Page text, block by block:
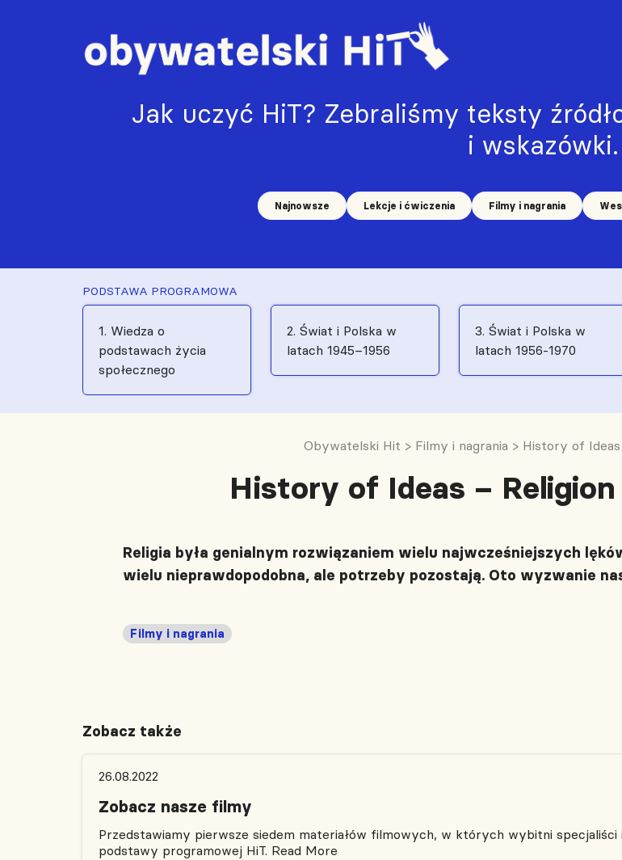
Jak uczyć HiT? Zebraliśmy teksty
i wskazówki.
Najnowsze Lekcje i ćwiczenia Filmy i nagrania
PODSTAWA PROGRAMOWA
1. Wiedza o
podstawach życia
społecznego
2. Świat i Polska w
latach 1945–1956
3. Świat i Polska w
latach 1956-1970
Obywatelski Hit > Filmy i nagrania > History of
History of Ideas –
Religia była genialnym rozwiązaniem wielu najwcześniejszych
wielu nieprawdopodobna, ale potrzeby pozostają. Oto wyzwanie
Filmy i nagrania
Zobacz także
26.08.2022
Zobacz nasze filmy
Przedstawiamy pierwsze siedem materiałów filmowych, w których wybitni specjaliści
podstawy programowej HiT. Read More